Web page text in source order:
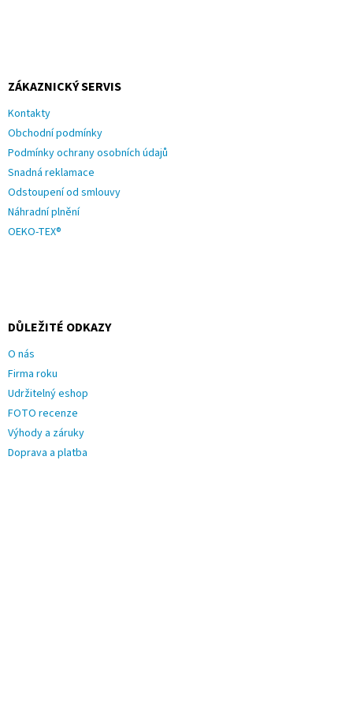
ZÁKAZNICKÝ SERVIS
Kontakty
Obchodní podmínky
Podmínky ochrany osobních údajů
Snadná reklamace
Odstoupení od smlouvy
Náhradní plnění
OEKO-TEX®
DŮLEŽITÉ ODKAZY
O nás
Firma roku
Udržitelný eshop
FOTO recenze
Výhody a záruky
Doprava a platba